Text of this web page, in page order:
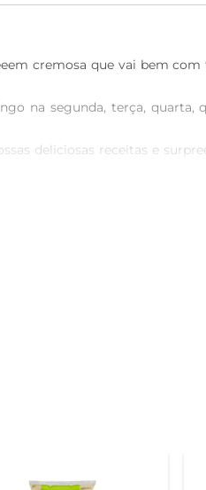
cremosa que vai bem
na segunda, terça, quarta,
deliciosas receitas e